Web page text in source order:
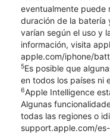
eventualmente puede
duración de la batería
varían según el uso y
información, visita
apple.com/iphone/
5Es posible que
en todos los países ni
6Apple Intelligence
Algunas
todas las regiones o
support.apple.com/